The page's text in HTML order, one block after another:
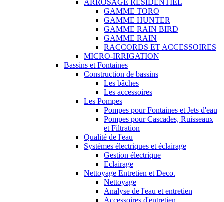
ARROSAGE RESIDENTIEL
GAMME TORO
GAMME HUNTER
GAMME RAIN BIRD
GAMME RAIN
RACCORDS ET ACCESSOIRES
MICRO-IRRIGATION
Bassins et Fontaines
Construction de bassins
Les bâches
Les accessoires
Les Pompes
Pompes pour Fontaines et Jets d'eau
Pompes pour Cascades, Ruisseaux
et Filtration
Qualité de l'eau
Systèmes électriques et éclairage
Gestion électrique
Eclairage
Nettoyage Entretien et Deco.
Nettoyage
Analyse de l'eau et entretien
Accessoires d'entretien